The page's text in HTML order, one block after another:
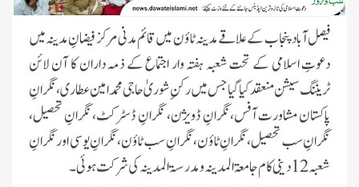
فیصل آباد پنجاب کے علاقے مدینہ ٹاؤن میں قائم مدنی مرکز فیضانِ مدینہ میں
دعوتِ اسلامی کے تحت شعبہ ہفتہ وار اجتماع کے ذمہ داران کا آن لائن
ٹریننگ سیشن منعقد کیا گیا جس میں رکنِ شوریٰ حاجی محمد امین عطاری، نگرانِ
پاکستان مشاورت آفس،نگرانِ ڈویژن، نگرانِ ڈسٹرکٹ، نگرانِ تحصیل،
نگرانِ سب تحصیل، نگرانِ ٹاؤن، نگرانِ سب ٹاؤن،نگرانِ یوسی اور نگرانِ
شعبہ 12 دینی کام جامعۃالمدینہ و مدرسۃ المدینہ کی شرکت ہوئی۔